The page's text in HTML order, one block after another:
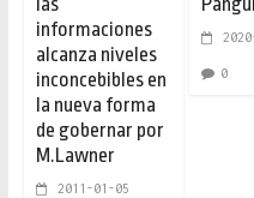
las
informaciones
alcanza niveles
inconcebibles en
la nueva forma
de gobernar por
M.Lawner
2011-01-05
0